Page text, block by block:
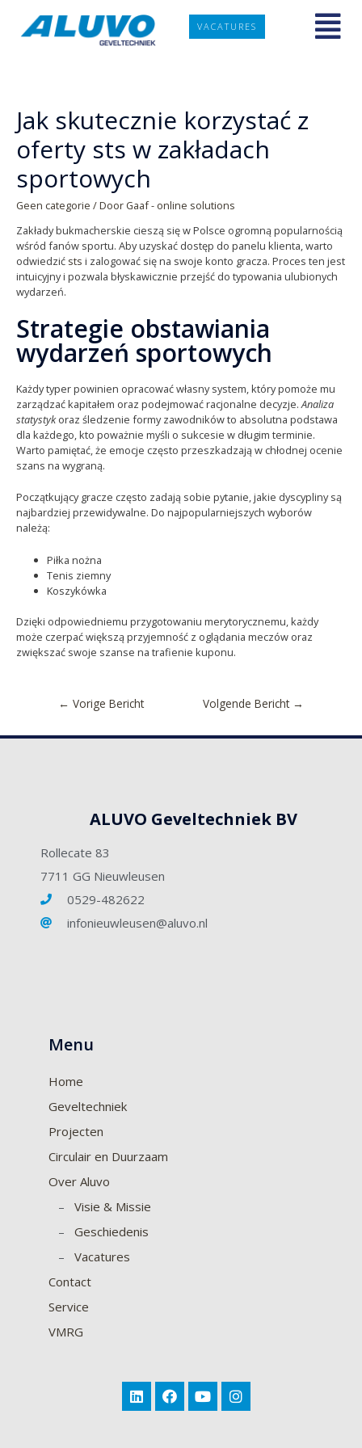
VACATURES
Jak skutecznie korzystać z
oferty sts w zakładach
sportowych
Geen categorie / Door Gaaf - online solutions
Zakłady bukmacherskie cieszą się w Polsce ogromną popularnością
wśród fanów sportu. Aby uzyskać dostęp do panelu klienta, warto
odwiedzić sts i zalogować się na swoje konto gracza. Proces ten jest
intuicyjny i pozwala błyskawicznie przejść do typowania ulubionych
wydarzeń.
Strategie obstawiania
wydarzeń sportowych
Każdy typer powinien opracować własny system, który pomoże mu
zarządzać kapitałem oraz podejmować racjonalne decyzje.Analiza
statystykoraz śledzenie formy zawodników to absolutna podstawa
dla każdego, kto poważnie myśli o sukcesie w długim terminie.
Warto pamiętać, że emocje często przeszkadzają w chłodnej ocenie
szans na wygraną.
Początkujący gracze często zadają sobie pytanie, jakie dyscypliny są
najbardziej przewidywalne. Do najpopularniejszych wyborów
należą:
Piłka nożna
Tenis ziemny
Koszykówka
Dzięki odpowiedniemu przygotowaniu merytorycznemu, każdy
może czerpać większą przyjemność z oglądania meczów oraz
zwiększać swoje szanse na trafienie kuponu.
← Vorige Bericht Volgende Bericht →
ALUVO Geveltechniek BV
Rollecate 83
7711 GG Nieuwleusen
0529-482622
infonieuwleusen@aluvo.nl
Menu
Home
Geveltechniek
Projecten
Circulair en Duurzaam
Over Aluvo
– Visie & Missie
– Geschiedenis
– Vacatures
Contact
Service
VMRG